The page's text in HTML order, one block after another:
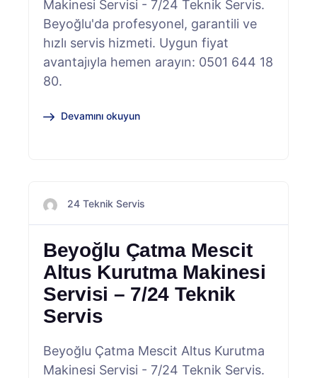
Makinesi Servisi - 7/24 Teknik Servis.
Beyoğlu'da profesyonel, garantili ve
hızlı servis hizmeti. Uygun fiyat
avantajıyla hemen arayın: 0501 644 18
80.
Devamını okuyun
24 Teknik Servis
Beyoğlu Çatma Mescit
Altus Kurutma Makinesi
Servisi – 7/24 Teknik
Servis
Beyoğlu Çatma Mescit Altus Kurutma
Makinesi Servisi - 7/24 Teknik Servis.